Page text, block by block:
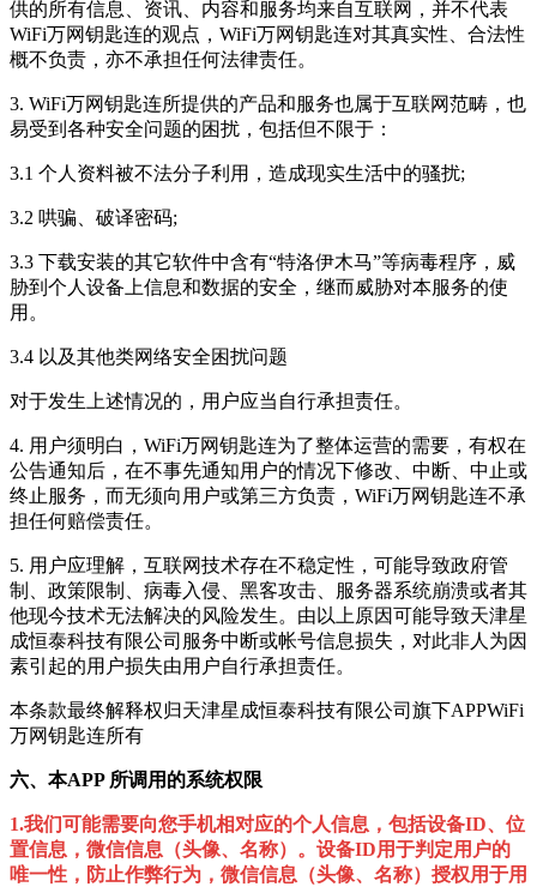
供的所有信息、资讯、内容和服务均来自互联网，并不代表
WiFi万网钥匙连的观点， WiFi万网钥匙连对其真实性、合法性
概不负责，亦不承担任何法律责任。
3. WiFi万网钥匙连所提供的产品和服务也属于互联网范畴，也
易受到各种安全问题的困扰，包括但不限于：
3.1 个人资料被不法分子利用，造成现实生活中的骚扰;
3.2 哄骗、破译密码;
3.3 下载安装的其它软件中含有“特洛伊木马”等病毒程序，威
胁到个人设备上信息和数据的安全，继而威胁对本服务的使
用。
3.4 以及其他类网络安全困扰问题
对于发生上述情况的，用户应当自行承担责任。
4. 用户须明白， WiFi万网钥匙连为了整体运营的需要，有权在
公告通知后，在不事先通知用户的情况下修改、中断、中止或
终止服务，而无须向用户或第三方负责， WiFi万网钥匙连不承
担任何赔偿责任。
5. 用户应理解，互联网技术存在不稳定性，可能导致政府管
制、政策限制、病毒入侵、黑客攻击、服务器系统崩溃或者其
他现今技术无法解决的风险发生。由以上原因可能导致天津星
成恒泰科技有限公司服务中断或帐号信息损失，对此非人为因
素引起的用户损失由用户自行承担责任。
本条款最终解释权归天津星成恒泰科技有限公司 旗下APPWiFi
万网钥匙连所有
六、本APP 所调用的系统权限
1.我们可能需要向您手机相对应的个人信息，包括设备ID、位
置信息，微信信息（头像、名称）。 设备ID用于判定用户的
唯一性，防止作弊行为，微信信息（头像、名称）授权用于用